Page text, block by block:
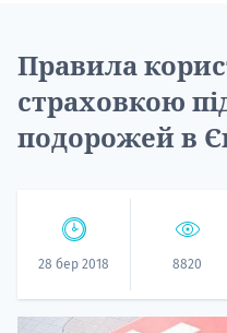
Правила
страховкою
подорожей в
28 бер 2018 8820